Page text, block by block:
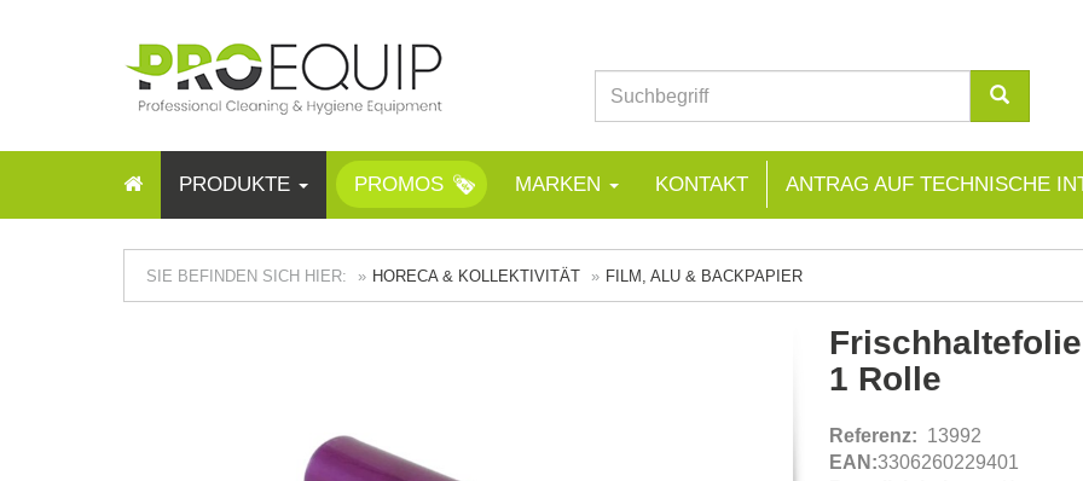
PRODUKTE PROMOS MARKEN KONTAKT ANTRAG AUF TECHNISCHE
SIE BEFINDEN SICH HIER: HORECA & KOLLEKTIVITÄT FILM, ALU & BACKPAPIER
1 Rolle
Referenz: 13992
EAN:3306260229401